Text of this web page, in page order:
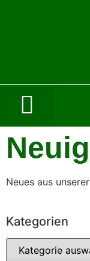
Neues aus
Kategorien